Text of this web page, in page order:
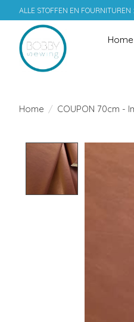
ALLE STOFFEN EN
Home
Home / COUPON 70cm -